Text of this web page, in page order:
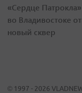
«Сердце
во Владивостоке
новый сквер
© 1997 - 2026